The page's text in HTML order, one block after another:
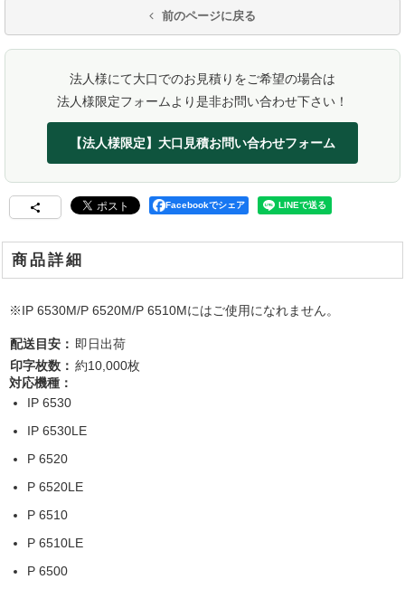
前のページに戻る
法人様にて大口でのお見積りをご希望の場合は
法人様限定フォームより是非お問い合わせ下さい！
【法人様限定】大口見積お問い合わせフォーム
Facebookでシェア
商品詳細
※IP 6530M/P 6520M/P 6510Mにはご使用になれません。
配送目安： 即日出荷
印字枚数： 約10,000枚
対応機種：
IP 6530
IP 6530LE
P 6520
P 6520LE
P 6510
P 6510LE
P 6500